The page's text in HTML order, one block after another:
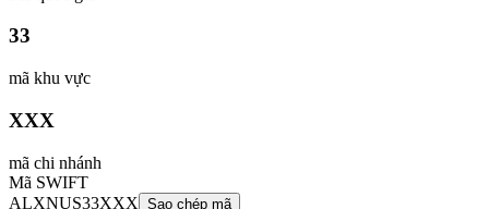
33
mã khu vực
XXX
mã chi nhánh
Mã SWIFT
ALXNUS33XXX Sao chép mã